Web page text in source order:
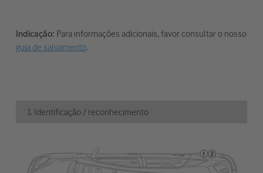
Indicação: Para informações adicionais, favor consultar o nosso
guia de salvamento.
1. Identificação / reconhecimento